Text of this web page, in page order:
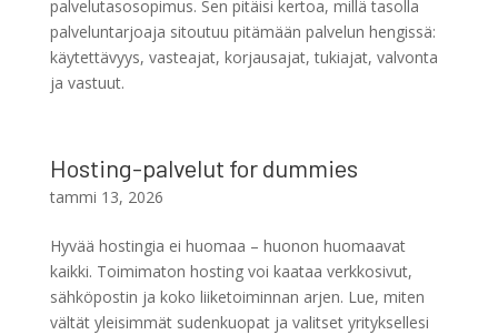
palvelutasosopimus. Sen pitäisi kertoa, millä tasolla
palveluntarjoaja sitoutuu pitämään palvelun hengissä:
käytettävyys, vasteajat, korjausajat, tukiajat, valvonta
ja vastuut.
Hosting-palvelut for dummies
tammi 13, 2026
Hyvää hostingia ei huomaa – huonon huomaavat
kaikki. Toimimaton hosting voi kaataa verkkosivut,
sähköpostin ja koko liiketoiminnan arjen. Lue, miten
vältät yleisimmät sudenkuopat ja valitset yrityksellesi